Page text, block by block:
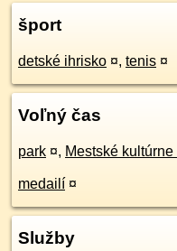
šport
detské ihrisko ¤, tenis ¤
Voľný čas
park ¤, Mestské
medailí ¤
Služby